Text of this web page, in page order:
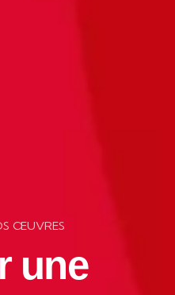
ŒUVRES
une